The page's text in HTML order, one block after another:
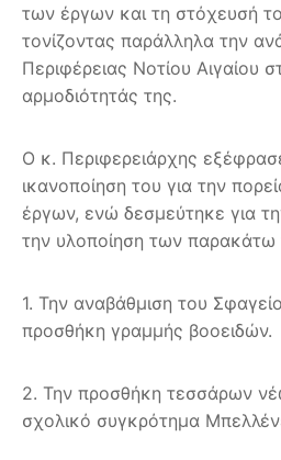
των έργων και τη στόχευσή
τονίζοντας παράλληλα την
Περιφέρειας Νοτίου Αιγαίου
αρμοδιότητάς της.
Ο κ. Περιφερειάρχης
ικανοποίηση του για την
έργων, ενώ δεσμεύτηκε για
την υλοποίηση των
1. Την αναβάθμιση του
προσθήκη γραμμής βοοειδών.
2. Την προσθήκη τεσσάρων
σχολικό συγκρότημα